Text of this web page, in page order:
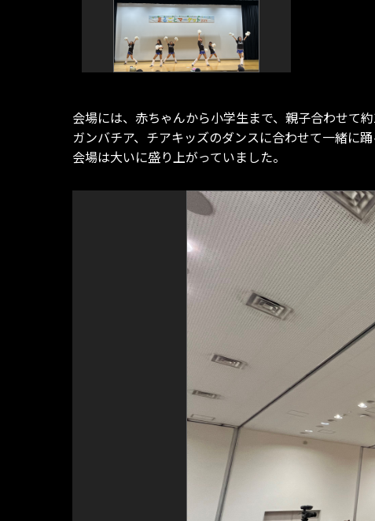
会場には、赤ちゃんから小学生まで、親子合わせて
ガンバチア、チアキッズのダンスに合わせて一緒に
会場は大いに盛り上がっていました。